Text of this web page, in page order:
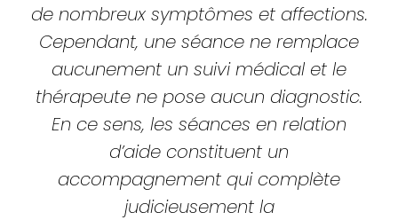
de nombreux symptômes et affections.
Cependant, une séance ne remplace
aucunement un suivi médical et le
thérapeute ne pose aucun diagnostic.
En ce sens, les séances en relation
d’aide constituent un
accompagnement qui complète
judicieusement la